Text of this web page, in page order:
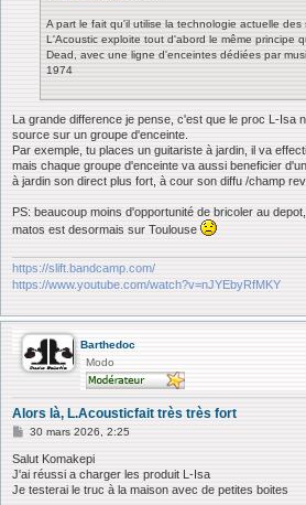
A part le fait qu'il utilise la technologie actuelle
L'Acoustic exploite tout d'abord le même principe
Dead, avec une ligne d'enceintes dédiées par
1974
La grande difference je pense, c'est que le proc L-Isa
source sur un groupe d'enceinte.
Par exemple, tu places un guitariste à jardin, il va
mais chaque groupe d'enceinte va aussi beneficier
à jardin son direct plus fort, à cour son diffu /champ
PS: beaucoup moins d'opportunité de bricoler au
matos est desormais sur Toulouse
https://slift.bandcamp.com/
https://www.youtube.com/watch?v=nJYEbyRfMKY
Barthedoc
Modo
Alors là, L.Acousticfait très très fort
M
s
s
a
g
30 mars 2026, 2:25
Salut Komakepi
J'ai réussi a charger les produit L-Isa
Je testerai le truc à la maison avec de petites boites